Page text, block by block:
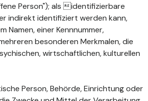
Person"); als identifizierbare
indirekt identifiziert werden kann,
Namen, einer Kennnummer,
besonderen Merkmalen, die
wirtschaftlichen, kulturellen
Person, Behörde, Einrichtung oder